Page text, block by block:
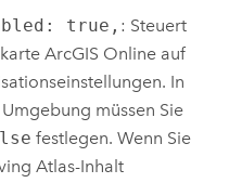
true, : Steuert
ArcGIS Online auf
In
müssen Sie
festlegen. Wenn Sie
Atlas-Inhalt